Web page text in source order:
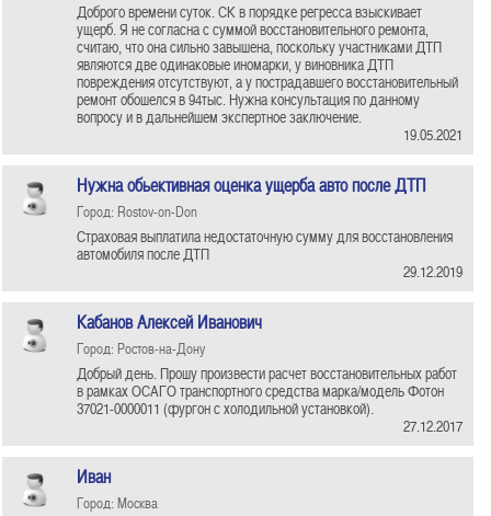
Доброго времени суток. СК в порядке регресса взыскивает
ущерб. Я не согласна с суммой восстановительного ремонта,
считаю, что она сильно завышена, поскольку участниками ДТП
являются две одинаковые иномарки, у виновника ДТП
повреждения отсутствуют, а у пострадавшего восстановительный
ремонт обошелся в 94тыс. Нужна консультация по данному
вопросу и в дальнейшем экспертное заключение.
19.05.2021
Нужна обьективная оценка ущерба авто после ДТП
Город: Rostov-on-Don
Страховая выплатила недостаточную сумму для восстановления
автомобиля после ДТП
29.12.2019
Кабанов Алексей Иванович
Город: Ростов-на-Дону
Добрый день. Прошу произвести расчет восстановительных работ
в рамках ОСАГО транспортного средства марка/модель Фотон
37021-0000011 (фургон с холодильной установкой).
27.12.2017
Иван
Город: Москва